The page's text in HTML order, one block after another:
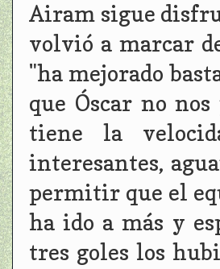
Airam sigue
volvió a marcar
"ha mejorado
que Óscar no
tiene la
interesantes,
permitir que el
ha ido a más y
tres goles los